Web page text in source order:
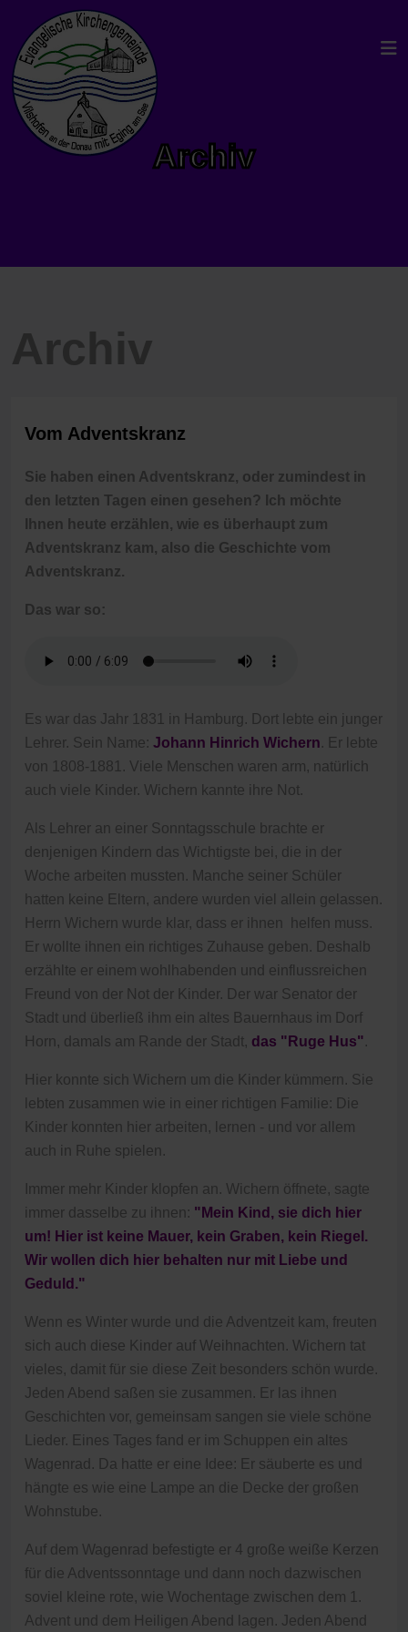
Archiv
Archiv
Vom Adventskranz
Sie haben einen Adventskranz, oder zumindest in
den letzten Tagen einen gesehen? Ich möchte
Ihnen heute erzählen, wie es überhaupt zum
Adventskranz kam, also die Geschichte vom
Adventskranz.
Das war so:
Es war das Jahr 1831 in Hamburg. Dort lebte ein junger
Lehrer. Sein Name: Johann Hinrich Wichern. Er lebte
von 1808-1881. Viele Menschen waren arm, natürlich
auch viele Kinder. Wichern kannte ihre Not.
Als Lehrer an einer Sonntagsschule brachte er
denjenigen Kindern das Wichtigste bei, die in der
Woche arbeiten mussten. Manche seiner Schüler
hatten keine Eltern, andere wurden viel allein gelassen.
Herrn Wichern wurde klar, dass er ihnen helfen muss.
Er wollte ihnen ein richtiges Zuhause geben. Deshalb
erzählte er einem wohlhabenden und einflussreichen
Freund von der Not der Kinder. Der war Senator der
Stadt und überließ ihm ein altes Bauernhaus im Dorf
Horn, damals am Rande der Stadt, das "Ruge Hus".
Hier konnte sich Wichern um die Kinder kümmern. Sie
lebten zusammen wie in einer richtigen Familie: Die
Kinder konnten hier arbeiten, lernen - und vor allem
auch in Ruhe spielen.
Immer mehr Kinder klopfen an. Wichern öffnete, sagte
immer dasselbe zu ihnen: "Mein Kind, sie dich hier
um! Hier ist keine Mauer, kein Graben, kein Riegel.
Wir wollen dich hier behalten nur mit Liebe und
Geduld."
Wenn es Winter wurde und die Adventzeit kam, freuten
sich auch diese Kinder auf Weihnachten. Wichern tat
vieles, damit für sie diese Zeit besonders schön wurde.
Jeden Abend saßen sie zusammen. Er las ihnen
Geschichten vor, gemeinsam sangen sie viele schöne
Lieder. Eines Tages fand er im Schuppen ein altes
Wagenrad. Da hatte er eine Idee: Er säuberte es und
hängte es wie eine Lampe an die Decke der großen
Wohnstube.
Auf dem Wagenrad befestigte er 4 große weiße Kerzen
für die Adventssonntage und dann noch dazwischen
soviel kleine rote, wie Wochentage zwischen dem 1.
Advent und dem Heiligen Abend lagen. Jeden Abend